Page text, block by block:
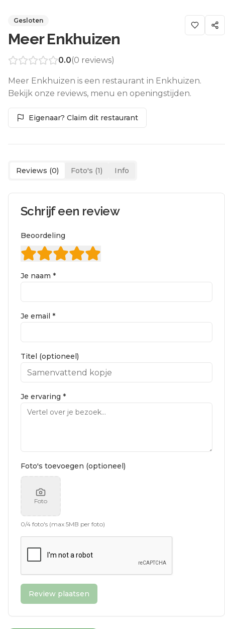
Gesloten
Meer Enkhuizen
0.0(0 reviews)
Meer Enkhuizen is een restaurant in Enkhuizen.
Bekijk onze reviews, menu en openingstijden.
Eigenaar? Claim dit restaurant
Reviews (0) Foto's (1) Info
Schrijf een review
Beoordeling
Je naam *
Je email *
Titel (optioneel)
Je ervaring *
Foto's toevoegen (optioneel)
Foto
0/4 foto's (max 5MB per foto)
Review plaatsen